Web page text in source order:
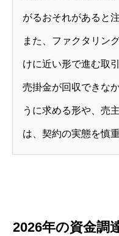
がるおそれがあると
また、ファクタリン
けに近い形で進む取
売掛金が回収できな
うに求める形や、売
は、契約の実態を慎
2026年の資金調